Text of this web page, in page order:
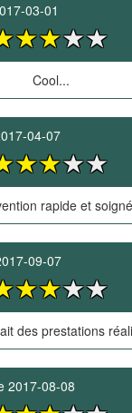
03-01
Cool...
04-07
rapide et soigné
09-07
des prestations
2017-08-08